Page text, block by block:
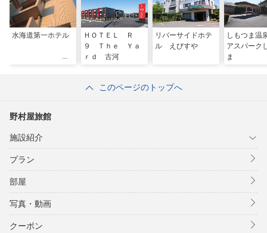
水海道第一ホテル
ＨＯＴＥＬ Ｒ
９ Ｔｈｅ Ｙａ
ｒｄ 古河
リバーサイドホテ
ル えびすや
しもつま
アスパーク
ま
このページのトップへ
野村屋旅館
施設紹介
プラン
部屋
写真・動画
クーポン